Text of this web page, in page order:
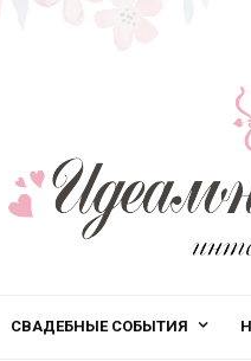
СВАДЕБНЫЕ СОБЫТИЯ